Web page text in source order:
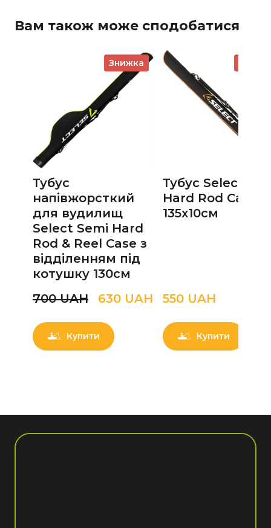
Вам також може сподобатися
Знижка
Тубус
напівжорсткий
для вудилищ
Select Semi Hard
Rod & Reel Case з
відділенням під
котушку 130см
700 UAН
630 UAН
Купити
Тубус Select
Hard Rod Case
135x10см
550 UAН
Купити